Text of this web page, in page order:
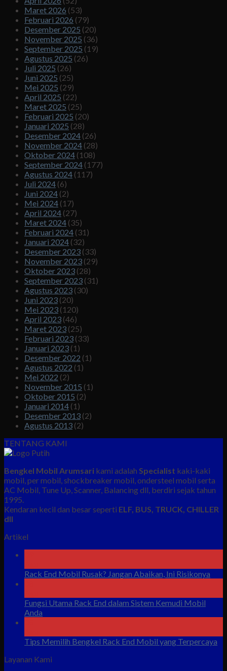
Maret 2026 (53)
Februari 2026 (79)
Desember 2025 (20)
November 2025 (36)
September 2025 (19)
Agustus 2025 (26)
Juli 2025 (26)
Juni 2025 (25)
Mei 2025 (29)
April 2025 (22)
Maret 2025 (25)
Februari 2025 (20)
Januari 2025 (28)
Desember 2024 (26)
November 2024 (28)
Oktober 2024 (108)
September 2024 (177)
Agustus 2024 (117)
Juli 2024 (6)
Juni 2024 (2)
Mei 2024 (17)
April 2024 (27)
Maret 2024 (35)
Februari 2024 (31)
Januari 2024 (32)
Desember 2023 (33)
November 2023 (29)
Oktober 2023 (28)
September 2023 (31)
Agustus 2023 (30)
Juni 2023 (20)
Mei 2023 (120)
April 2023 (46)
Maret 2023 (25)
Februari 2023 (33)
Januari 2023 (1)
Desember 2022 (1)
Agustus 2022 (1)
Mei 2022 (2)
November 2015 (1)
Oktober 2015 (2)
Januari 2014 (1)
Desember 2013 (2)
Agustus 2013 (2)
TENTANG KAMI
Bengkel Mobil Arumsari kami adalah Specialist kaki-kaki
mobil, per mobil, shockbreaker mobil, ondersteel mobil serta
AC Mobil, Tune Up, Scanner, Balancing dll, berdiri sejak tahun
1995.
Kendaran kecil dan besar seperti ELF, BUS, TRUCK, CHILLER
dll
Artikel
Rack End Mobil Rusak? Jangan Abaikan, Ini Risikonya
Fungsi Utama Rack End dalam Sistem Kemudi Mobil
Anda
Tips Memilih Bengkel Rack End Mobil yang Terpercaya
Layanan Kami